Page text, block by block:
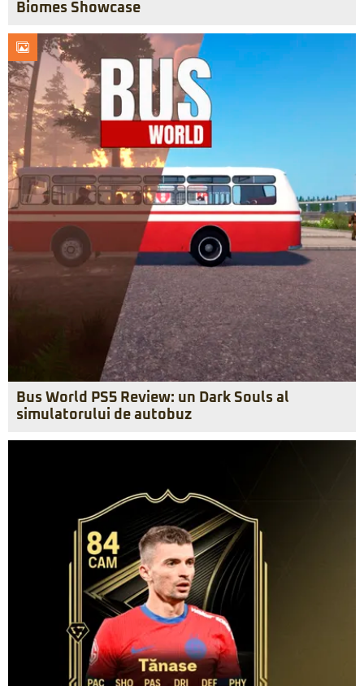
Biomes Showcase
Bus World PS5 Review: un Dark Souls al
simulatorului de autobuz